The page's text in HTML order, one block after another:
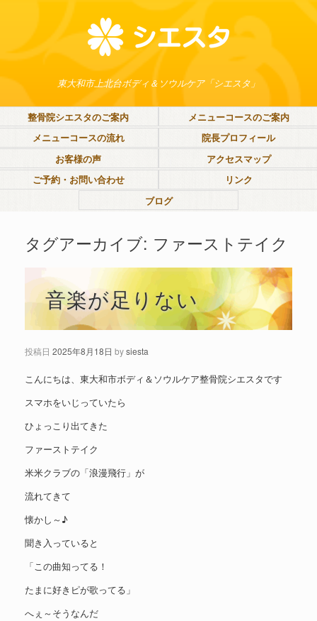
東大和市上北台ボディ＆ソウルケア「シエスタ」
整骨院シエスタのご案内
メニューコースのご案内
メニューコースの流れ
院長プロフィール
お客様の声
アクセスマップ
ご予約・お問い合わせ
リンク
ブログ
タグアーカイブ: ファーストテイク
音楽が足りない
投稿日 2025年8月18日 bysiesta
こんにちは、東大和市ボディ＆ソウルケア整骨院シエスタです
スマホをいじっていたら
ひょっこり出てきた
ファーストテイク
米米クラブの「浪漫飛行」が
流れてきて
懐かし～♪
聞き入っていると
「この曲知ってる！
たまに好きピが歌ってる」
へぇ～そうなんだ